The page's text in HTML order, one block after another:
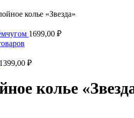
колье «Звезда»
1699,00 ₽
1399,00 ₽
колье